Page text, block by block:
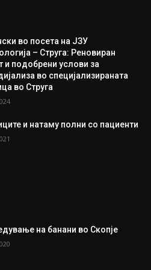
во посета на ЈЗУ
– Струга: Реновиран
и подобрени услови за
во специјализираната
во Струга
и натаму полни со пациенти
на банани во Скопје